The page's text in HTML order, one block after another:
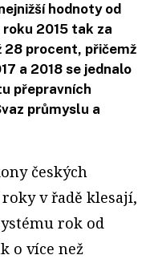
hodnoty od
roku 2015 tak za
procent, přičemž
a 2018 se jednalo
přepravních
průmyslu a
českých
v řadě klesají,
rok od
o více než